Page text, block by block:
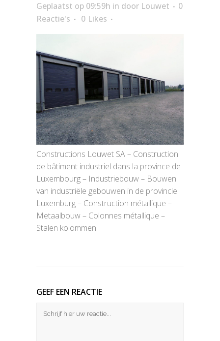
Geplaatst op 09:59h in door Louwet
0
Reactie's
0 Likes
Constructions Louwet SA – Construction
de bâtiment industriel dans la province de
Luxembourg – Industriebouw – Bouwen
van industriële gebouwen in de provincie
Luxemburg – Construction métallique –
Metaalbouw – Colonnes métallique –
Stalen kolommen
GEEF EEN REACTIE